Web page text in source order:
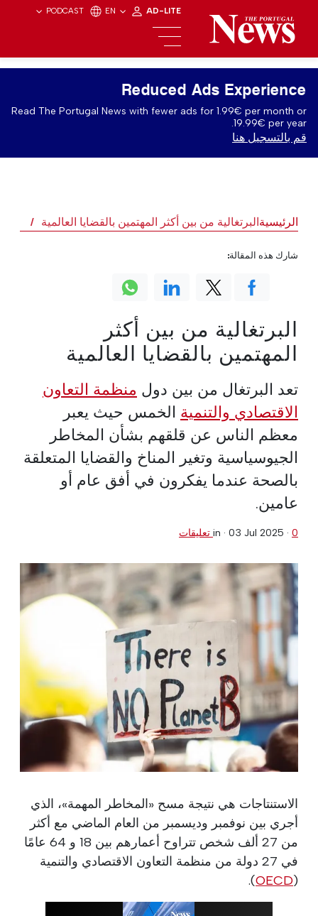
PODCAST EN AD-LITE
Reduced Ads Experience
Read The Portugal News with fewer ads for 1.99€ per month or
19.99€ per year.
قم بالتسجيل هنا
الرئيسيةالبرتغالية من بين أكثر المهتمين بالقضايا العالمية
البرتغالية من بين أكثر
المهتمين بالقضايا العالمية
تعد البرتغال من بين دول منظمة التعاون
الاقتصادي والتنمية الخمس حيث يعبر
معظم الناس عن قلقهم بشأن المخاطر
الجيوسياسية وتغير المناخ والقضايا المتعلقة
بالصحة عندما يفكرون في أفق عام أو
عامين.
in · 03 Jul 2025 · 0 تعليقات
الاستنتاجات هي نتيجة مسح «المخاطر المهمة»، الذي
أجري بين نوفمبر وديسمبر من العام الماضي مع أكثر
من 27 ألف شخص تتراوح أعمارهم بين 18 و 64 عامًا
في 27 دولة من منظمة التعاون الاقتصادي والتنمية
(
OECD
).
شارك هذه المقالة: